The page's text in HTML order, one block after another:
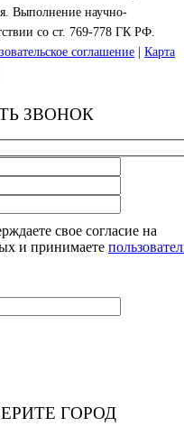
Выполнение научно-
со ст. 769-778 ГК РФ.
соглашение
Карта
ЗВОНОК
свое согласие на
и принимаете
ГОРОД